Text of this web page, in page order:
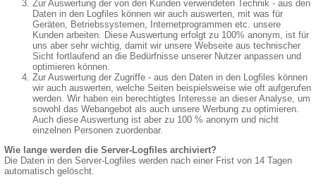
Zur Auswertung der von den Kunden verwendeten Technik - aus den
Daten in den Logfiles können wir auch auswerten, mit was für
Geräten, Betriebssystemen, Internetprogrammen etc. unsere
Kunden arbeiten. Diese Auswertung erfolgt zu 100% anonym, ist für
uns aber sehr wichtig, damit wir unsere Webseite aus technischer
Sicht fortlaufend an die Bedürfnisse unserer Nutzer anpassen und
optimieren können.
Zur Auswertung der Zugriffe - aus den Daten in den Logfiles können
wir auch auswerten, welche Seiten beispielsweise wie oft aufgerufen
werden. Wir haben ein berechtigtes Interesse an dieser Analyse, um
sowohl das Webangebot als auch unsere Werbung zu optimieren.
Auch diese Auswertung ist aber zu 100 % anonym und nicht
einzelnen Personen zuordenbar.
Wie lange werden die Server-Logfiles archiviert?
Die Daten in den Server-Logfiles werden nach einer Frist von 14 Tagen
automatisch gelöscht.